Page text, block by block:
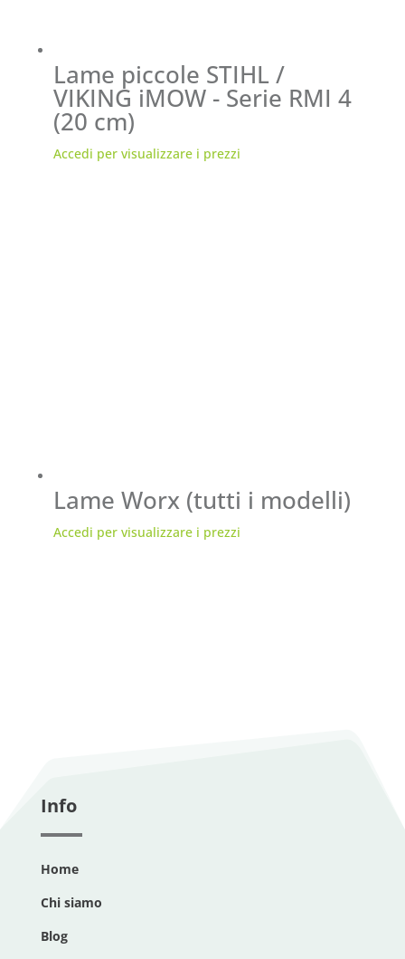
Lame piccole STIHL /
VIKING iMOW - Serie RMI 4
(20 cm)
Accedi per visualizzare i prezzi
Lame Worx (tutti i modelli)
Accedi per visualizzare i prezzi
Info
Home
Chi siamo
Blog